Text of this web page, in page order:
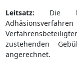
Leitsatz: Die
zustehenden
angerechnet.